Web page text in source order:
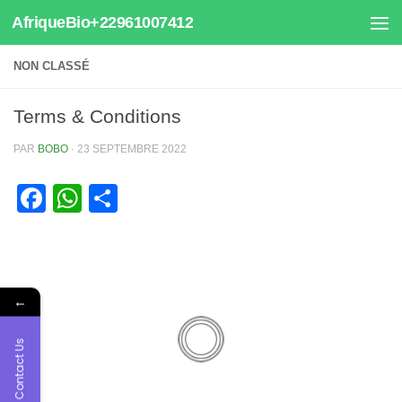
Au dessous du contenu
AfriqueBio+22961007412
NON CLASSÉ
Terms & Conditions
PAR BOBO · 23 SEPTEMBRE 2022
Facebook
WhatsApp
←
Contact Us